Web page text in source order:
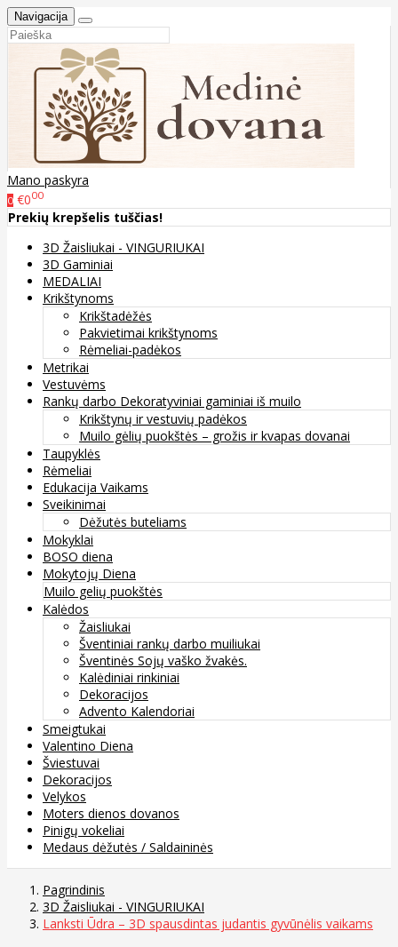
Navigacija
Mano paskyra
0 €000
Prekių krepšelis tuščias!
3D Žaisliukai - VINGURIUKAI
3D Gaminiai
MEDALIAI
Krikštynoms
Krikštadėžės
Pakvietimai krikštynoms
Rėmeliai-padėkos
Metrikai
Vestuvėms
Rankų darbo Dekoratyviniai gaminiai iš muilo
Krikštynų ir vestuvių padėkos
Muilo gėlių puokštės – grožis ir kvapas dovanai
Taupyklės
Rėmeliai
Edukacija Vaikams
Sveikinimai
Dėžutės buteliams
Mokyklai
BOSO diena
Mokytojų Diena
Muilo gelių puokštės
Kalėdos
Žaisliukai
Šventiniai rankų darbo muiliukai
Šventinės Sojų vaško žvakės.
Kalėdiniai rinkiniai
Dekoracijos
Advento Kalendoriai
Smeigtukai
Valentino Diena
Šviestuvai
Dekoracijos
Velykos
Moters dienos dovanos
Pinigų vokeliai
Medaus dėžutės / Saldaininės
Pagrindinis
3D Žaisliukai - VINGURIUKAI
Lanksti Ūdra – 3D spausdintas judantis gyvūnėlis vaikams